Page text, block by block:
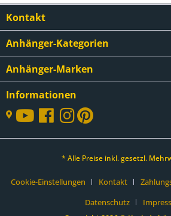
Kontakt
Anhänger-Kategorien
Anhänger-Marken
Informationen
* Alle Preise inkl. gesetzl.
Cookie-Einstellungen Kontakt
Datenschutz